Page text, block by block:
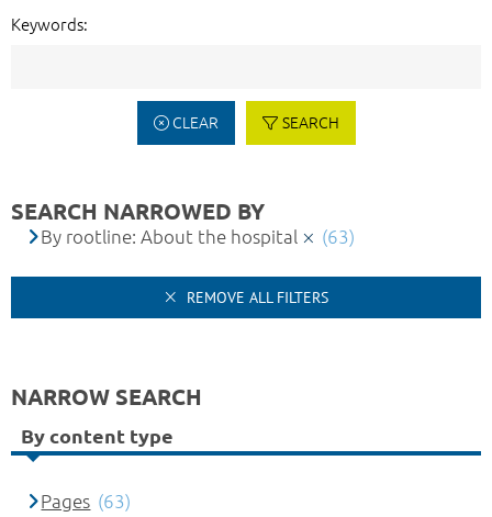
Keywords:
CLEAR SEARCH
SEARCH NARROWED BY
By rootline: About the hospital (63)
REMOVE ALL FILTERS
NARROW SEARCH
By content type
Pages (63)